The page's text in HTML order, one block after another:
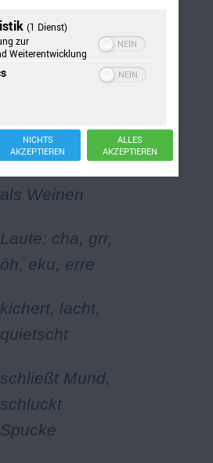
als Weinen
Laute: cha, grr,
öh, eku, erre
kichert, lacht,
quietscht
schließt Mund,
schluckt
Spucke
(1 Dienst)
zur
Weiterentwicklung
NICHTS
AKZEPTIEREN
ALLES
AKZEPTIEREN